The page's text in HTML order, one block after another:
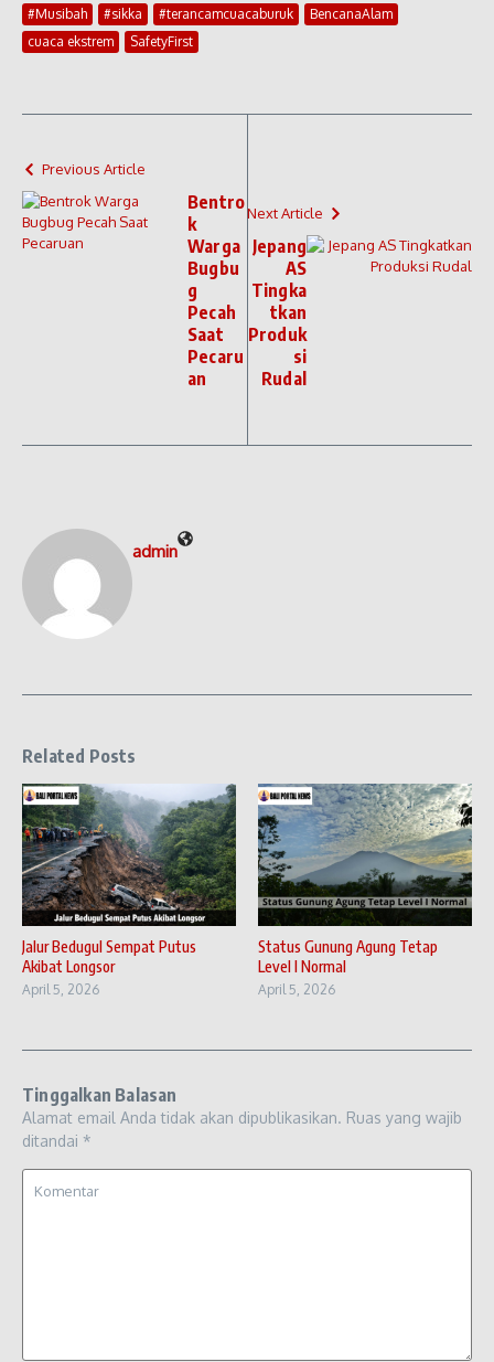
#Musibah
#sikka #terancamcuacaburuk
BencanaAlam
cuaca ekstrem
SafetyFirst
Previous Article
Bentro
k
Warga
Bugbu
g
Pecah
Saat
Pecaru
an
Next Article
Jepang
AS
Tingka
tkan
Produk
si
Rudal
admin
Related Posts
Jalur Bedugul Sempat Putus
Akibat Longsor
April 5, 2026
Status Gunung Agung Tetap
Level I Normal
April 5, 2026
Tinggalkan Balasan
Alamat email Anda tidak akan dipublikasikan. Ruas yang wajib
ditandai *